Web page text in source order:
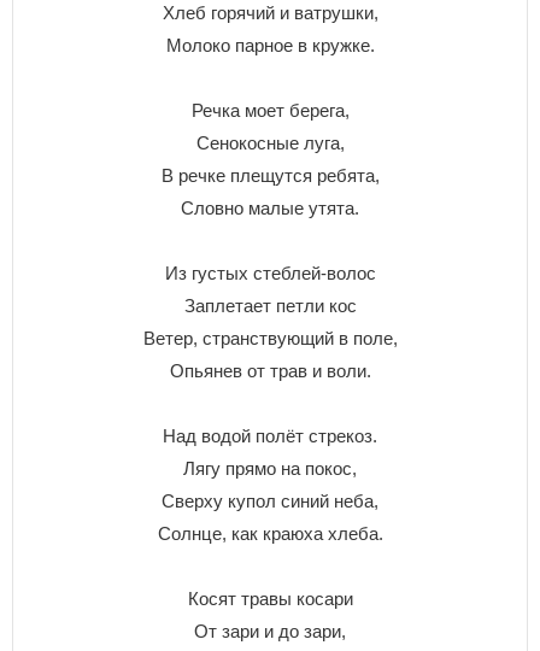
Хлеб горячий и ватрушки,
Молоко парное в кружке.
Речка моет берега,
Сенокосные луга,
В речке плещутся ребята,
Словно малые утята.
Из густых стеблей-волос
Заплетает петли кос
Ветер, странствующий в поле,
Опьянев от трав и воли.
Над водой полёт стрекоз.
Лягу прямо на покос,
Сверху купол синий неба,
Солнце, как краюха хлеба.
Косят травы косари
От зари и до зари,